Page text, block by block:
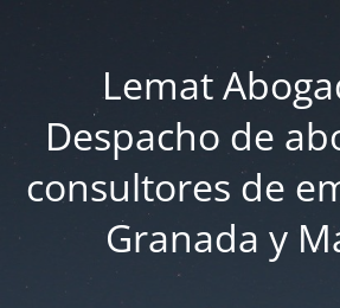
Lemat
Despacho de
consultores de
Granada y